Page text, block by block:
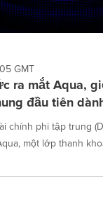
GMT
ra mắt Aqua,
đầu tiên
chính phi tập trung
một lớp thanh